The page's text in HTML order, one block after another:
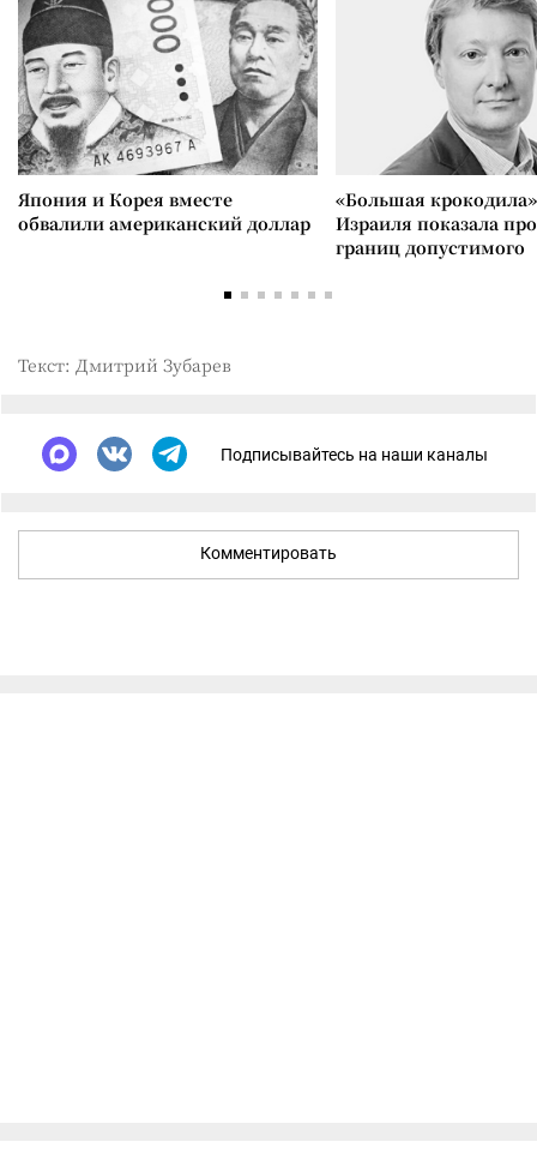
Япония и Корея вместе
обвалили американский доллар
«Большая
Израиля показала
границ допустимого
Текст: Дмитрий Зубарев
Подписывайтесь на наши каналы
Комментировать